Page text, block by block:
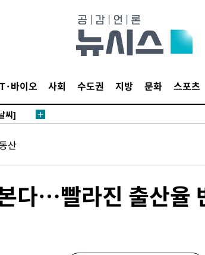
바이오 사회 수도권 지방 문화 스포츠
웃바
향
망지 못
제 대
'
소
산
다…빨라진 출산율